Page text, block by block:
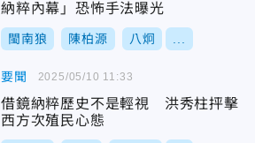
納粹內幕」恐怖手法曝光
閩南狼 陳柏源 八炯
要聞
借鏡納粹歷史不是輕視 洪秀柱抨擊
西方次殖民心態
2025/05/10 11:33